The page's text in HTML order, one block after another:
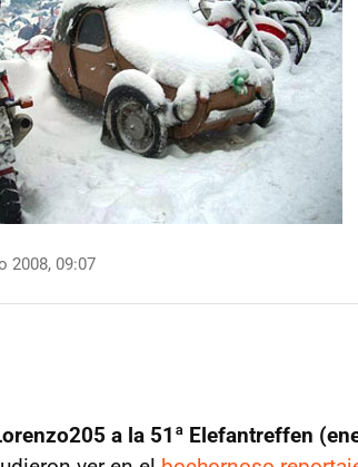
2008, 09:07
a la 51ª Elefantreffen